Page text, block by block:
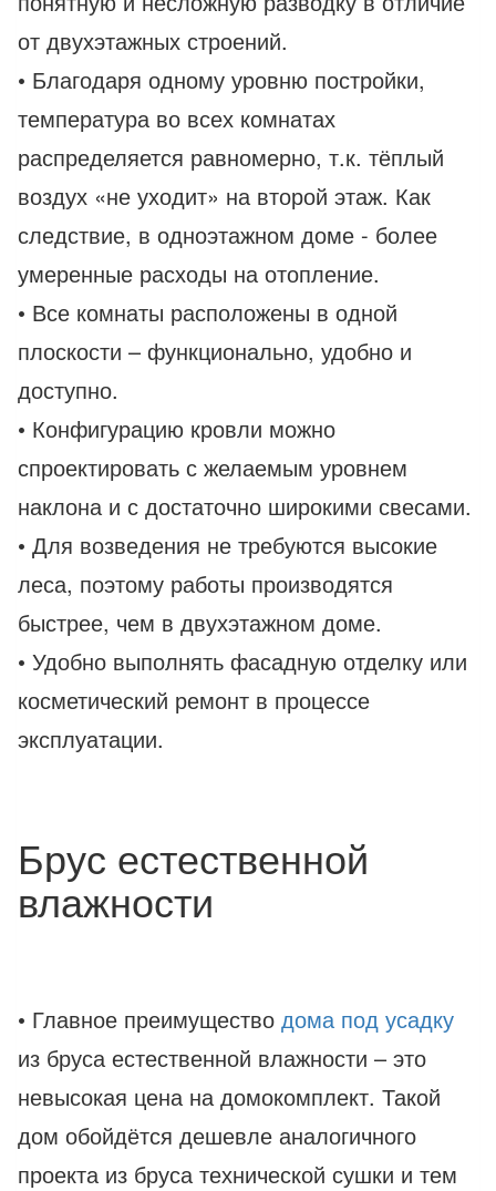
от двухэтажных строений.
• Благодаря одному уровню постройки,
температура во всех комнатах
распределяется равномерно, т.к. тёплый
воздух «не уходит» на второй этаж. Как
следствие, в одноэтажном доме - более
умеренные расходы на отопление.
• Все комнаты расположены в одной
плоскости – функционально, удобно и
доступно.
• Конфигурацию кровли можно
спроектировать с желаемым уровнем
наклона и с достаточно широкими свесами.
• Для возведения не требуются высокие
леса, поэтому работы производятся
быстрее, чем в двухэтажном доме.
• Удобно выполнять фасадную отделку или
косметический ремонт в процессе
эксплуатации.
Брус естественной
влажности
• Главное преимущество дома под усадку
из бруса естественной влажности – это
невысокая цена на домокомплект. Такой
дом обойдётся дешевле аналогичного
проекта из бруса технической сушки и тем